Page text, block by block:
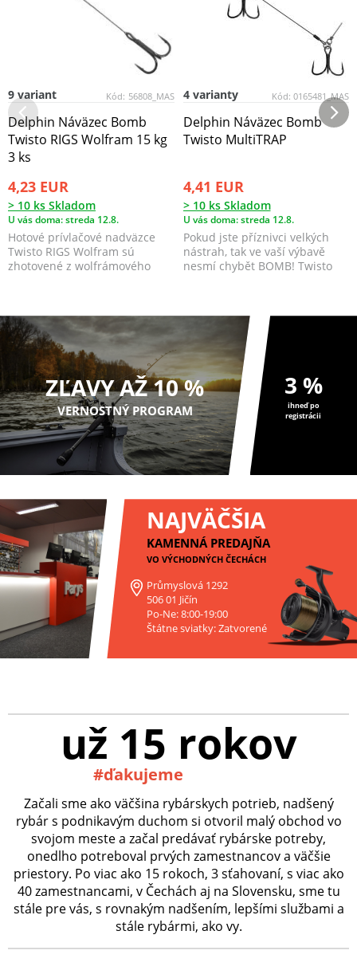
Kód: 56808_MAS
9 variant
Delphin Náväzec Bomb
Twisto RIGS Wolfram 15 kg
3 ks
4,23 EUR
> 10 ks Skladom
U vás doma: streda 12.8.
Hotové prívlačové nadväzce
Twisto RIGS Wolfram sú
zhotovené z wolfrámového
Kód: 0165481_MAS
4 varianty
Delphin Náväzec Bomb
Twisto MultiTRAP
4,41 EUR
> 10 ks Skladom
U vás doma: streda 12.8.
Pokud jste příznivci velkých
nástrah, tak ve vaší výbavě
nesmí chybět BOMB! Twisto
ZĽAVY AŽ 10 %
VERNOSTNÝ PROGRAM
3 %
ihneď po
registrácii
NAJVÄČŠIA
KAMENNÁ PREDAJŇA
VO VÝCHODNÝCH ČECHÁCH
Průmyslová 1292
506 01 Jičín
Po-Ne: 8:00-19:00
Štátne sviatky: Zatvorené
už 15 rokov
#ďakujeme
Začali sme ako väčšina rybárskych potrieb, nadšený
rybár s podnikavým duchom si otvoril malý obchod vo
svojom meste a začal predávať rybárske potreby,
onedlho potreboval prvých zamestnancov a väčšie
priestory. Po viac ako 15 rokoch, 3 sťahovaní, s viac ako
40 zamestnancami, v Čechách aj na Slovensku, sme tu
stále pre vás, s rovnakým nadšením, lepšími službami a
stále rybármi, ako vy.